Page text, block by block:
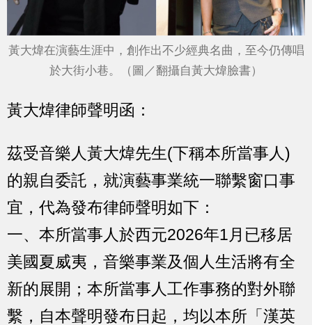
黃大煒在演藝生涯中，創作出不少經典名曲，至今仍傳唱
於大街小巷。（圖／翻攝自黃大煒臉書）
黃大煒律師聲明函：
茲受音樂人黃大煒先生(下稱本所當事人)
的親自委託，就演藝事業統一聯繫窗口事
宜，代為發布律師聲明如下：
一、本所當事人於西元2026年1月已移居
美國夏威夷，音樂事業及個人生活將有全
新的展開；本所當事人工作事務的對外聯
繫，自本聲明發布日起，均以本所「漢英